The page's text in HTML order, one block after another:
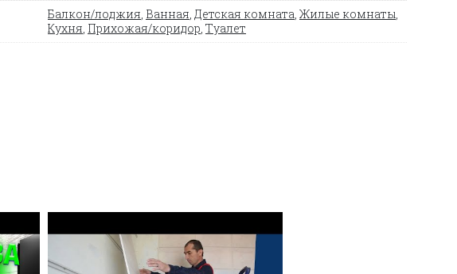
Балкон/лоджия Ванная Детская комната Жилые комнаты
Кухня Прихожая/коридор Туалет